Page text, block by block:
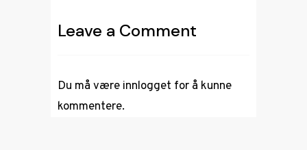
Leave a Comment
Du må være innlogget for å kunne
kommentere.